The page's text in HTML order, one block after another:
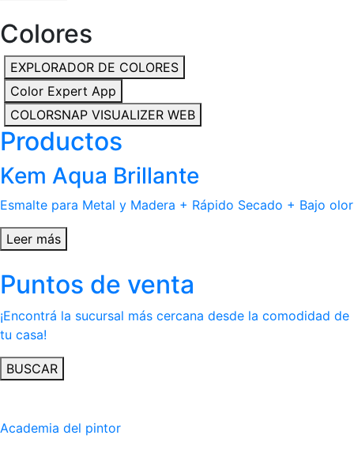
Colores
EXPLORADOR DE COLORES
Color Expert App
COLORSNAP VISUALIZER WEB
Productos
Kem Aqua Brillante
Esmalte para Metal y Madera + Rápido Secado + Bajo olor
Leer más
Puntos de venta
¡Encontrá la sucursal más cercana desde la comodidad de
tu casa!
BUSCAR
Academia del pintor